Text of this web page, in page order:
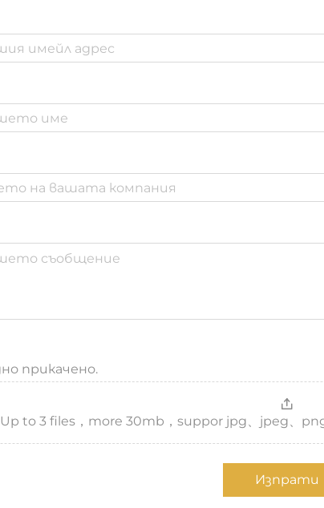
прикачено.
Up to 3 files，more 30mb，suppor jpg、jpeg、
Изпрати